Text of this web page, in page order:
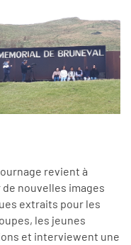
revient à
nouvelles images
extraits pour les
les jeunes
et interviewent une